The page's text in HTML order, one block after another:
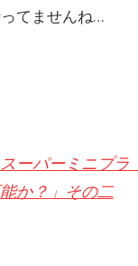
てませんね…
ーパーミニプ
か？」その二